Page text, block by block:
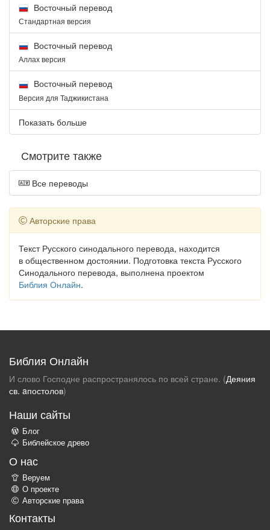
Восточный перевод
Стандартная версия
Восточный перевод
Аллах версия
Восточный перевод
Версия для Таджикистана
Показать больше
Смотрите также
Все переводы
Авторские права
Текст Русского синодального перевода, находится
в общественном достоянии. Подготовка текста Русского
Синодального перевода, выполнена проектом
Библия Онлайн.
Библия Онлайн
И слово Господне распространялось по всей стране. (Деяния
св. aпостолов)
Наши сайты
Блог
Библейское древо
О нас
Веруем
О проекте
Авторские права
Контакты